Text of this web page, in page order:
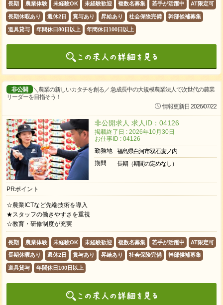
長期 農業体験 未経験OK 未経験歓迎 複数名募集 若手が活躍中 AT限定可
長期休暇あり 週休2日 賞与あり 昇給あり 社会保険完備 幹部候補募集
道具貸与 年間休日80日以上 年間休日100日以上
非公開
＼農業の新しいカタチを創る／ 急成長中の大規模農業法人で次世代の農業
リーダーを目指そう！
情報更新日 2026/07/22
非公開求人 求人ID：04126
掲載終了日 : 2026年10月30日
お仕事ID : 04126
勤務地
福島県白河市双石麦ノ内
期間
長期（期間の定めなし）
PRポイント
☆農業ICTなど先端技術を導入
★スタッフの働きやすさを重視
☆教育・研修制度が充実
長期 農業体験 未経験OK 未経験歓迎 複数名募集 若手が活躍中 AT限定可
長期休暇あり 週休2日 賞与あり 昇給あり 社会保険完備 幹部候補募集
道具貸与 年間休日100日以上